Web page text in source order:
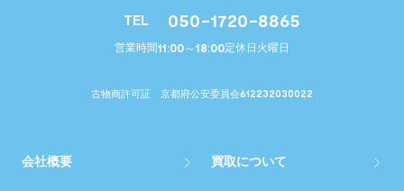
TEL 050-1720-8865
営業時間11:00～18:00定休日 火曜日
古物商許可証 京都府公安委員会612232030022
会社概要 買取について